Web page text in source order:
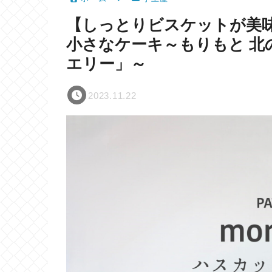
【しっとりビスケットが
小さなケーキ～もりもと
エリー」～
2023.11.22